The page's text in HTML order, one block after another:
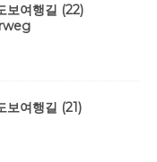
보여행길 (22)
보여행길 (21)